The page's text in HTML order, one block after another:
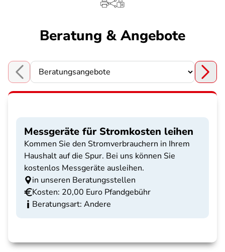
Beratung & Angebote
Choose a section
Messgeräte für Stromkosten leihen
Kommen Sie den Stromverbrauchern in Ihrem
Haushalt auf die Spur. Bei uns können Sie
kostenlos Messgeräte ausleihen.
in unseren Beratungsstellen
Kosten: 20,00 Euro Pfandgebühr
Beratungsart: Andere